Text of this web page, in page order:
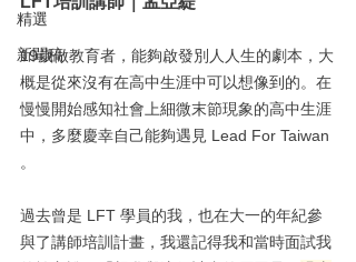
精選
新聞稿
19歲做教育者，能夠啟發別人人生的劇本，大
概是從來沒有在高中生涯中可以想像到的。在
慢慢開始感知社會上細微末節現象的高中生涯
中，多麼慶幸自己能夠遇見 Lead For Taiwan
。
過去曾是 LFT 學員的我，也在大一的年紀參
與了講師培訓計畫，我還記得我和當時面試我